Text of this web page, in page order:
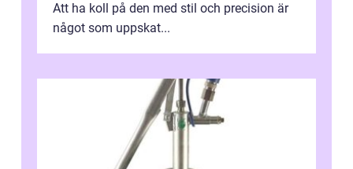
Att ha koll på den med stil och precision är
något som uppskat...